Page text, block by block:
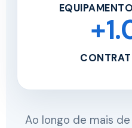
Ao longo de mais